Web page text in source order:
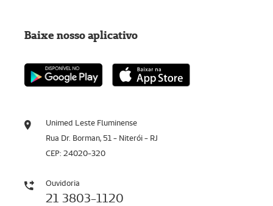
Unimed Leste Fluminense
Rua Dr. Borman, 51 - Niterói - RJ
CEP: 24020-320
Ouvidoria
21 3803-1120
Baixe nosso aplicativo